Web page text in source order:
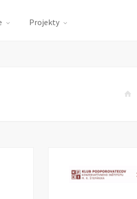
Projekty